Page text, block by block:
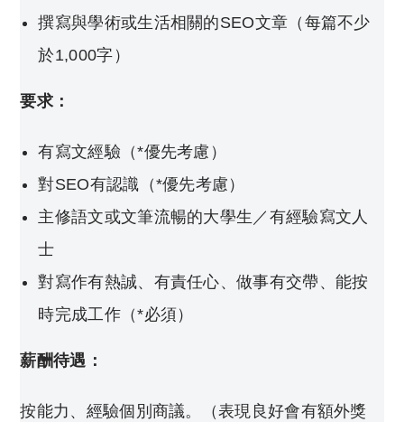
撰寫與學術或生活相關的SEO文章（每篇不少
於1,000字）
要求：
有寫文經驗（*優先考慮）
對SEO有認識（*優先考慮）
主修語文或文筆流暢的大學生／有經驗寫文人
士
對寫作有熱誠、有責任心、做事有交帶、能按
時完成工作（*必須）
薪酬待遇：
按能力、經驗個別商議。（表現良好會有額外獎